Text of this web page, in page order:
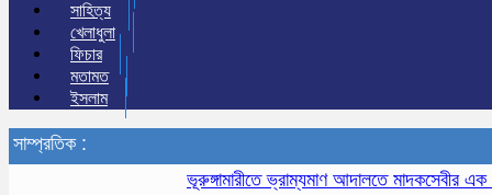
সাহিত্য
খেলাধুলা
ফিচার
মতামত
ইসলাম
সাম্প্রতিক :
ভূরুঙ্গামারীতে ভ্রাম্যমাণ আদালতে মাদকসেবীর এক মাসের